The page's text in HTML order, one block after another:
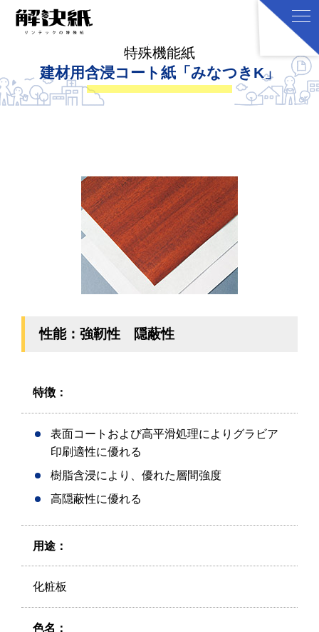
特殊機能紙
建材用含浸コート紙「みなつきK」
性能：強靭性 隠蔽性
特徴：
表面コートおよび高平滑処理によりグラビア
印刷適性に優れる
樹脂含浸により、優れた層間強度
高隠蔽性に優れる
用途：
化粧板
色名：